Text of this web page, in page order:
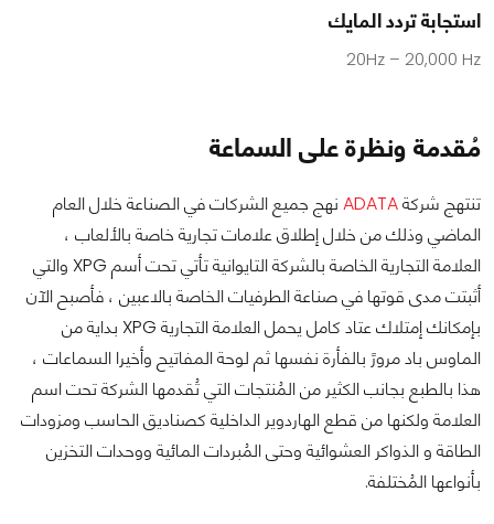
استجابة تردد المايك
20Hz – 20,000 Hz
مُقدمة ونظرة على السماعة
تنتهج شركةADATA نهج جميع الشركات في الصناعة خلال العام
الماضي وذلك من خلال إطلاق علامات تجارية خاصة بالألعاب ،
العلامة التجارية الخاصة بالشركة التايوانية تأتي تحت أسم XPG والتي
أثبتت مدى قوتها في صناعة الطرفيات الخاصة بالاعبين ، فأصبح الآن
بإمكانك إمتلاك عتاد كامل يحمل العلامة التجارية XPG بداية من
الماوس باد مرورً بالفأرة نفسها ثم لوحة المفاتيح وأخيرا السماعات ،
هذا بالطبع بجانب الكثير من المُنتجات التي تُقدمها الشركة تحت اسم
العلامة ولكنها من قطع الهاردوير الداخلية كصناديق الحاسب ومزودات
الطاقة و الذواكر العشوائية وحتى المُبردات المائية ووحدات التخزين
بأنواعها المُختلفة.